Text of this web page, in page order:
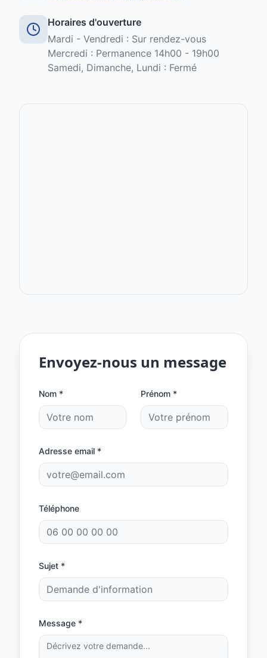
Horaires d'ouverture
Mardi - Vendredi : Sur rendez-vous
Mercredi : Permanence 14h00 - 19h00
Samedi, Dimanche, Lundi : Fermé
Envoyez-nous un message
Nom * Prénom *
Adresse email *
Téléphone
Sujet *
Message *